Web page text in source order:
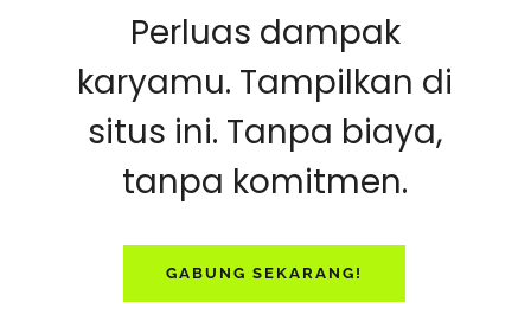
Perluas dampak
karyamu. Tampilkan di
situs ini. Tanpa biaya,
tanpa komitmen.
GABUNG SEKARANG!